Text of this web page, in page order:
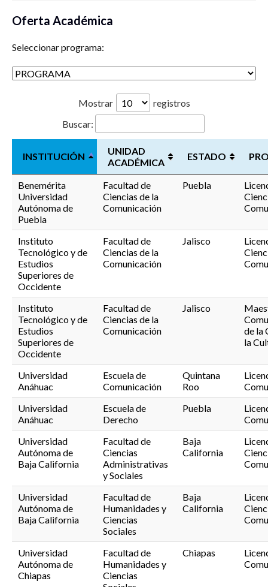
Oferta Académica
Seleccionar programa:
Mostrar
registros
Buscar:
INSTITUCIÓN
UNIDAD
ACADÉMICA
ESTADO
Benemérita
Universidad
Autónoma de
Puebla
Facultad de
Ciencias de la
Comunicación
Puebla
Instituto
Tecnológico y de
Estudios
Superiores de
Occidente
Facultad de
Ciencias de la
Comunicación
Jalisco
Instituto
Tecnológico y de
Estudios
Superiores de
Occidente
Facultad de
Ciencias de la
Comunicación
Jalisco
de la
la
Universidad
Anáhuac
Escuela de
Comunicación
Quintana
Roo
Universidad
Anáhuac
Escuela de
Derecho
Puebla
Universidad
Autónoma de
Baja California
Facultad de
Ciencias
Administrativas
y Sociales
Baja
California
Universidad
Autónoma de
Baja California
Facultad de
Humanidades y
Ciencias
Sociales
Baja
California
Universidad
Autónoma de
Chiapas
Facultad de
Humanidades y
Ciencias
Chiapas